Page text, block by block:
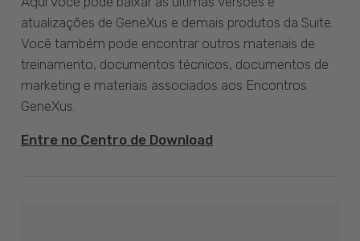
atualizações de GeneXus e demais produtos da Suite.
Você também pode encontrar outros materiais de
treinamento, documentos técnicos, documentos de
marketing e materiais associados aos Encontros
GeneXus.
Entre no Centro de Download